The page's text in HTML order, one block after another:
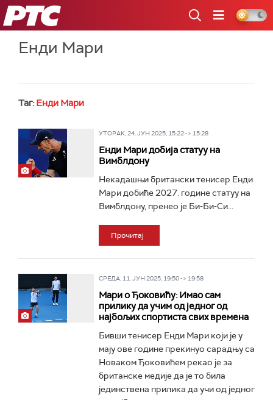
РТС
Енди Мари
Таг: Енди Мари
УТОРАК, 24. ЈУН 2025, 15:22 -> 15:28
Енди Мари добија статуу на
Вимблдону
Некадашњи британски тенисер Енди
Мари добиће 2027. године статуу на
Вимблдону, пренео је Би-Би-Си...
Прочитај
СРЕДА, 11. ЈУН 2025, 19:50 -> 19:58
Мари о Ђоковићу: Имао сам
прилику да учим од једног од
најбољих спортиста свих времена
Бивши тенисер Енди Мари који је у
мају ове године прекинуо сарадњу са
Новаком Ђоковићем рекао је за
британске медије да је то била
јединствена прилика да учи од једног